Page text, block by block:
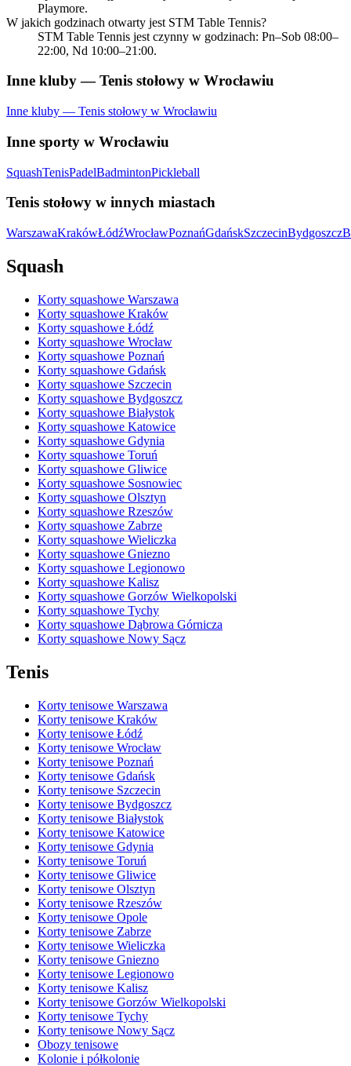
Playmore.
W jakich godzinach otwarty jest STM Table Tennis?
STM Table Tennis jest czynny w godzinach: Pn–Sob 08:00–
22:00, Nd 10:00–21:00.
Inne kluby — Tenis stołowy w Wrocławiu
Inne kluby — Tenis stołowy w Wrocławiu
Inne sporty w Wrocławiu
SquashTenisPadelBadmintonPickleball
Tenis stołowy w innych miastach
WarszawaKrakówŁódźWrocławPoznańGdańskSzczecinBydgoszcz
Squash
Korty squashowe Warszawa
Korty squashowe Kraków
Korty squashowe Łódź
Korty squashowe Wrocław
Korty squashowe Poznań
Korty squashowe Gdańsk
Korty squashowe Szczecin
Korty squashowe Bydgoszcz
Korty squashowe Białystok
Korty squashowe Katowice
Korty squashowe Gdynia
Korty squashowe Toruń
Korty squashowe Gliwice
Korty squashowe Sosnowiec
Korty squashowe Olsztyn
Korty squashowe Rzeszów
Korty squashowe Zabrze
Korty squashowe Wieliczka
Korty squashowe Gniezno
Korty squashowe Legionowo
Korty squashowe Kalisz
Korty squashowe Gorzów Wielkopolski
Korty squashowe Tychy
Korty squashowe Dąbrowa Górnicza
Korty squashowe Nowy Sącz
Tenis
Korty tenisowe Warszawa
Korty tenisowe Kraków
Korty tenisowe Łódź
Korty tenisowe Wrocław
Korty tenisowe Poznań
Korty tenisowe Gdańsk
Korty tenisowe Szczecin
Korty tenisowe Bydgoszcz
Korty tenisowe Białystok
Korty tenisowe Katowice
Korty tenisowe Gdynia
Korty tenisowe Toruń
Korty tenisowe Gliwice
Korty tenisowe Olsztyn
Korty tenisowe Rzeszów
Korty tenisowe Opole
Korty tenisowe Zabrze
Korty tenisowe Wieliczka
Korty tenisowe Gniezno
Korty tenisowe Legionowo
Korty tenisowe Kalisz
Korty tenisowe Gorzów Wielkopolski
Korty tenisowe Tychy
Korty tenisowe Nowy Sącz
Obozy tenisowe
Kolonie i półkolonie